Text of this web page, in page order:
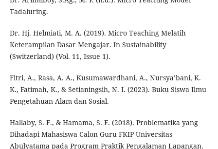
Tadaluring.
Dr. Hj. Helmiati, M. A. (2019). Micro Teaching Melatih
Keterampilan Dasar Mengajar. In Sustainability
(Switzerland) (Vol. 11, Issue 1).
Fitri, A., Rasa, A. A., Kusumawardhani, A., Nursya’bani, K.
K., Fatimah, K., & Setianingsih, N. I. (2023). Buku Siswa Ilmu
Pengetahuan Alam dan Sosial.
Hallaby, S. F., & Hamama, S. F. (2018). Problematika yang
Dihadapi Mahasiswa Calon Guru FKIP Universitas
Abulyatama pada Program Praktik Pengalaman Lapangan.